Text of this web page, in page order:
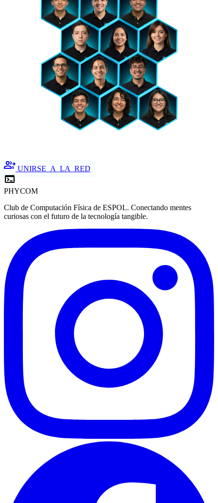
group_add UNIRSE_A_LA_RED
terminal
PHYCOM
Club de Computación Física de ESPOL. Conectando mentes
curiosas con el futuro de la tecnología tangible.